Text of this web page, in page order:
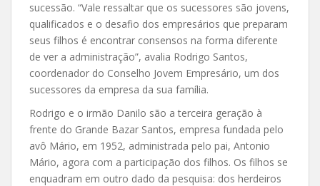
sucessão. “Vale ressaltar que os sucessores são jovens,
qualificados e o desafio dos empresários que preparam
seus filhos é encontrar consensos na forma diferente
de ver a administração”, avalia Rodrigo Santos,
coordenador do Conselho Jovem Empresário, um dos
sucessores da empresa da sua família.
Rodrigo e o irmão Danilo são a terceira geração à
frente do Grande Bazar Santos, empresa fundada pelo
avô Mário, em 1952, administrada pelo pai, Antonio
Mário, agora com a participação dos filhos. Os filhos se
enquadram em outro dado da pesquisa: dos herdeiros